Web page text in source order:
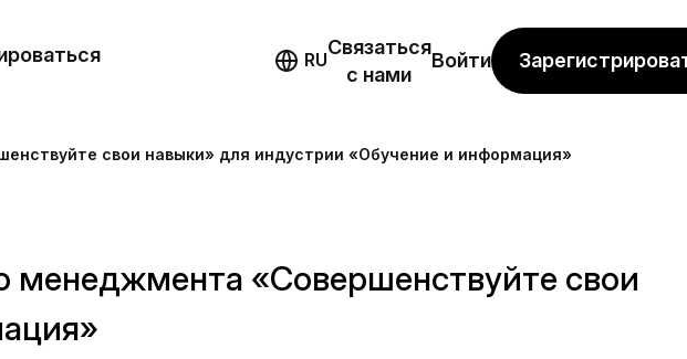
RU
Связаться
с нами
Войти
свои навыки» для индустрии «Обучение и информация»
менеджмента «Совершенствуйте свои